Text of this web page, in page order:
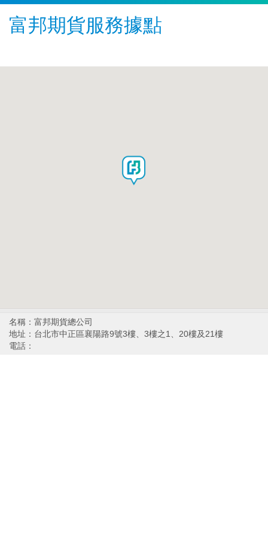
富邦期貨服務據點
名稱：富邦期貨總公司
地址：台北市中正區襄陽路9號3樓、3樓之1、20樓及21樓
電話：